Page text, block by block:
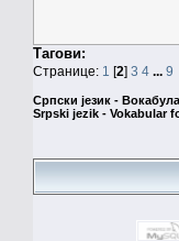
Тагови:
Странице: 1 [2] 3 4 ... 9
Српски језик -
Srpski jezik - Vokabular